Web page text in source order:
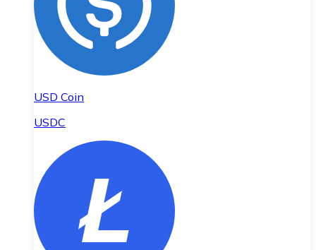
USD Coin
USDC